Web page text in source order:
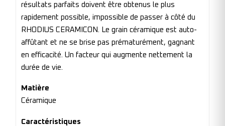
résultats parfaits doivent être obtenus le plus
rapidement possible, impossible de passer à côté du
RHODIUS CERAMICON. Le grain céramique est auto-
affûtant et ne se brise pas prématurément, gagnant
en efficacité. Un facteur qui augmente nettement la
durée de vie.
Matière
Céramique
Caractéristiques